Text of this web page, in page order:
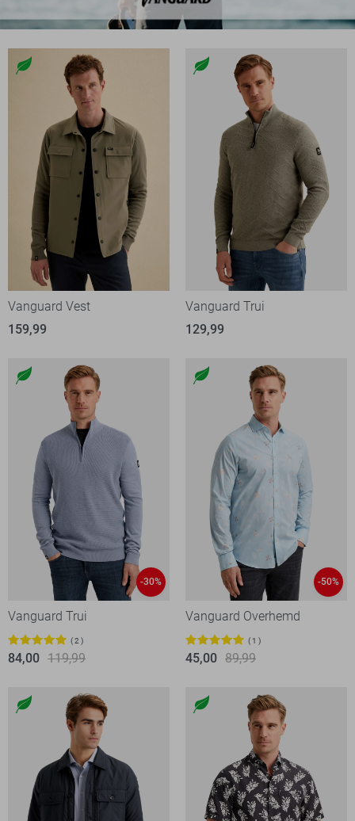
Vanguard Vest
159,99
Vanguard Trui
129,99
-30%
Vanguard Trui
2
84,00 119,99
-50%
Vanguard Overhemd
1
45,00 89,99